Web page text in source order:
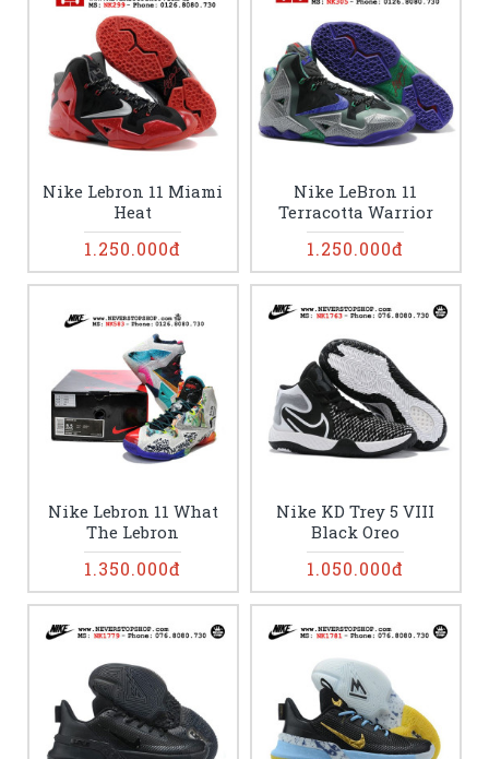
Nike Lebron 11 Miami
Heat
1.250.000đ
Nike LeBron 11
Terracotta Warrior
1.250.000đ
Nike Lebron 11 What
The Lebron
1.350.000đ
Nike KD Trey 5 VIII
Black Oreo
1.050.000đ